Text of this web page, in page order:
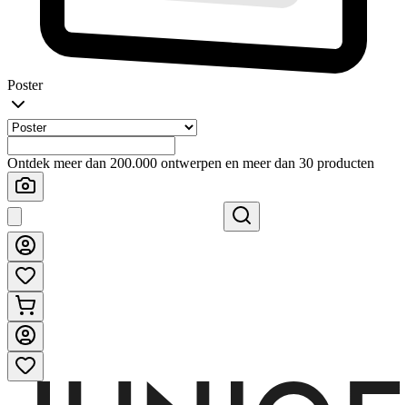
Poster
Ontdek meer dan 200.000 ontwerpen en meer dan 30 producten